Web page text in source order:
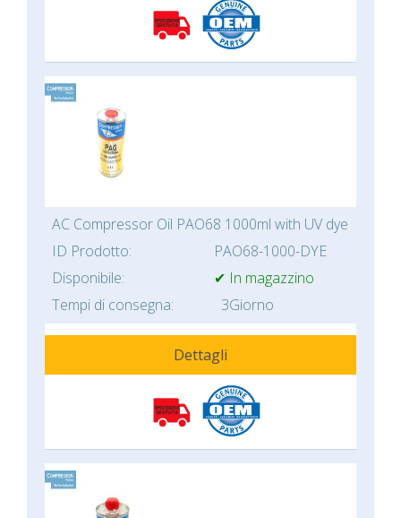
AC Compressor Oil PAO68 1000ml with UV dye
ID Prodotto:
PAO68-1000-DYE
Disponibile:
✔ In magazzino
Tempi di consegna:
3Giorno
Dettagli